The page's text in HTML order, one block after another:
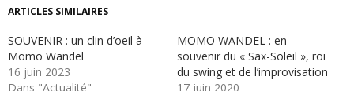
ARTICLES SIMILAIRES
SOUVENIR : un clin d’oeil à
Momo Wandel
16 juin 2023
Dans "Actualité"
MOMO WANDEL : en
souvenir du « Sax-Soleil », roi
du swing et de l’improvisation
17 juin 2020